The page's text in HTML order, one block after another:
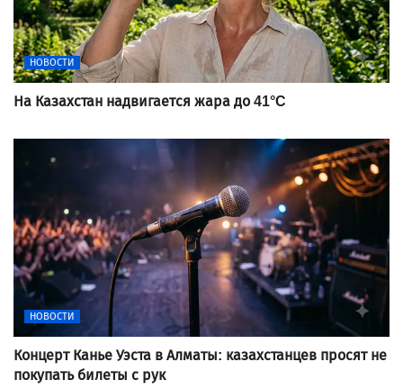
НОВОСТИ
На Казахстан надвигается жара до 41°C
НОВОСТИ
Концерт Канье Уэста в Алматы: казахстанцев просят не
покупать билеты с рук